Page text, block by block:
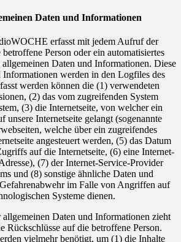
Daten und Informationen
erfasst mit jedem Aufruf der
Person oder ein automatisiertes
Daten und Informationen. Diese
Informationen werden in den Logfiles des
werden können die (1) verwendeten
(2) das vom zugreifenden System
(3) die Internetseite, von welcher ein
unsere Internetseite gelangt (sogenannte
welche über ein zugreifendes
angesteuert werden, (5) das Datum
auf die Internetseite, (6) eine Internet-
(7) der Internet-Service-Provider
und (8) sonstige ähnliche Daten und
im Falle von Angriffen auf
Systeme dienen.
Daten und Informationen zieht
Rückschlüsse auf die betroffene Person.
vielmehr benötigt, um (1) die Inhalte